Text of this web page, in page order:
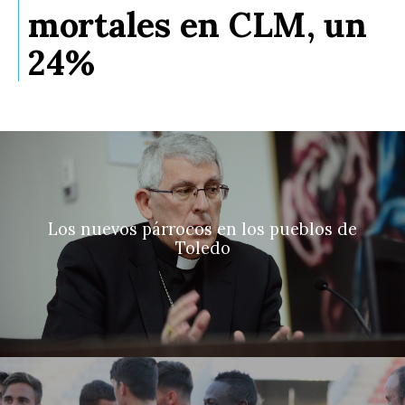
mortales en CLM, un
24%
Los nuevos párrocos en los pueblos de
Toledo